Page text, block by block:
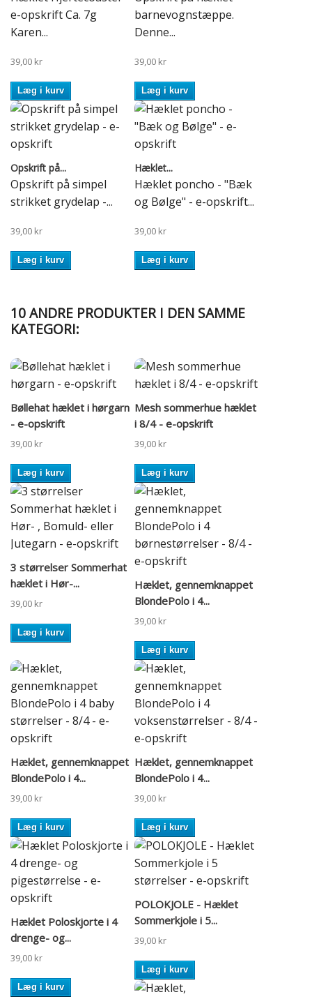
e-opskrift Ca. 7g
Karen...
39,00 kr
Læg i kurv
barnevognstæppe.
Denne...
39,00 kr
Læg i kurv
Opskrift på...
Opskrift på simpel
strikket grydelap -...
39,00 kr
Læg i kurv
Hæklet...
Hæklet poncho - "Bæk
og Bølge" - e-opskrift...
39,00 kr
Læg i kurv
10 ANDRE PRODUKTER I DEN SAMME
KATEGORI:
Bøllehat hæklet i hørgarn
- e-opskrift
39,00 kr
Læg i kurv
Mesh sommerhue hæklet
i 8/4 - e-opskrift
39,00 kr
Læg i kurv
3 størrelser Sommerhat
hæklet i Hør-...
39,00 kr
Læg i kurv
Hæklet, gennemknappet
BlondePolo i 4...
39,00 kr
Læg i kurv
Hæklet, gennemknappet
BlondePolo i 4...
39,00 kr
Læg i kurv
Hæklet, gennemknappet
BlondePolo i 4...
39,00 kr
Læg i kurv
Hæklet Poloskjorte i 4
drenge- og...
39,00 kr
Læg i kurv
POLOKJOLE - Hæklet
Sommerkjole i 5...
39,00 kr
Læg i kurv